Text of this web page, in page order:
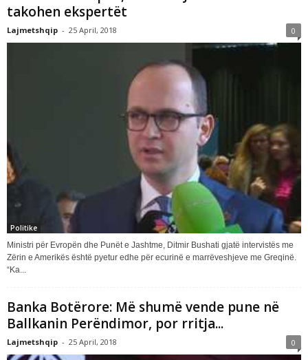
takohen ekspertët
Lajmetshqip - 25 April, 2018 0
Politike
Ministri për Evropën dhe Punët e Jashtme, Ditmir Bushati gjatë intervistës me
Zërin e Amerikës është pyetur edhe për ecurinë e marrëveshjeve me Greqinë.
“Ka...
Banka Botërore: Më shumë vende pune në
Ballkanin Perëndimor, por rritja...
Lajmetshqip - 25 April, 2018 0